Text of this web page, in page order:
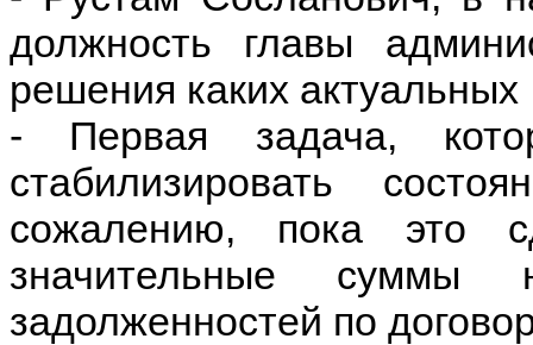
должность главы
решения каких
- Первая задача,
стабилизировать
сожалению, пока это
значительные суммы
задолженностей по